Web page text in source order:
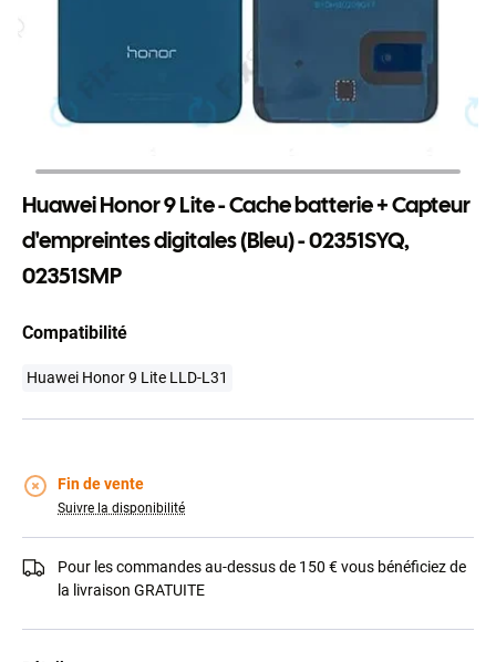
Huawei Honor 9 Lite - Cache batterie + Capteur
d'empreintes digitales (Bleu) - 02351SYQ,
02351SMP
Compatibilité
Huawei Honor 9 Lite LLD-L31
Fin de vente
Suivre la disponibilité
Pour les commandes au-dessus de 150 € vous bénéficiez de
la livraison GRATUITE